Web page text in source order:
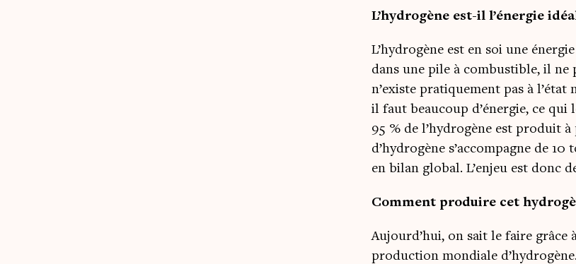
L’hydrogène est-il l’énergie
L’hydrogène est en soi une
dans une pile à com­bus­tible, il ne
n’existe pra­ti­que­ment pas à
il faut beau­coup d’énergie, ce
95 % de l’hydrogène est pro­duit
d’hydrogène s’accompagne de 10
en bilan glo­bal. L’enjeu est donc
Com­ment pro­duire cet
Aujourd’hui, on sait le faire grâce
pro­duc­tion mon­diale